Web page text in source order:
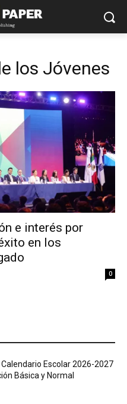
los Jóvenes
e interés por
en los
0
Calendario Escolar 2026-2027
Básica y Normal